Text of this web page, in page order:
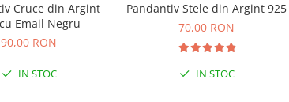
Cruce din Argint
Email Negru
90,00 RON
IN STOC
Pandantiv Stele din Argint 925
70,00 RON
IN STOC